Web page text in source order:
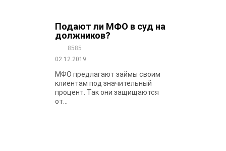
Подают ли МФО в суд на
должников?
8585
02.12.2019
МФО предлагают займы своим
клиентам под значительный
процент. Так они защищаются
от...